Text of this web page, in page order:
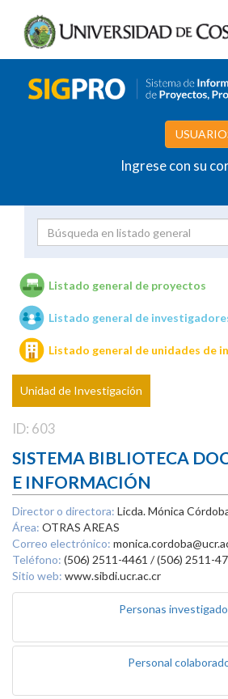
Ingrese con su
Unidades de investigación
Listado general de proyectos
Listado general de
Listado general de unidades de
Unidad de Investigación
ID: 603
SISTEMA BIBLIOTECA
E INFORMACIÓN
Director o directora: Licda. Mónica
Área: OTRAS AREAS
Correo electrónico:
Teléfono: (506) 2511-4461 / (506) 2511-
Sitio web: www.sibdi.ucr.ac.cr
Personas
Personal